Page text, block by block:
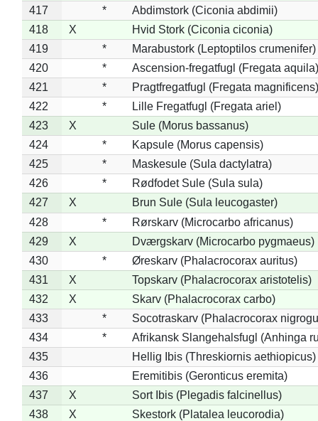
417
*
Abdimstork (Ciconia abdimii)
418
X
Hvid Stork (Ciconia ciconia)
419
*
Marabustork (Leptoptilos crumenifer)
420
*
Ascension-fregatfugl (Fregata aquila)
421
*
Pragtfregatfugl (Fregata magnificens)
422
*
Lille Fregatfugl (Fregata ariel)
423
X
Sule (Morus bassanus)
424
*
Kapsule (Morus capensis)
425
*
Maskesule (Sula dactylatra)
426
*
Rødfodet Sule (Sula sula)
427
X
Brun Sule (Sula leucogaster)
428
*
Rørskarv (Microcarbo africanus)
429
X
Dværgskarv (Microcarbo pygmaeus)
430
*
Øreskarv (Phalacrocorax auritus)
431
X
Topskarv (Phalacrocorax aristotelis)
432
X
Skarv (Phalacrocorax carbo)
433
*
Socotraskarv (Phalacrocorax
434
*
Afrikansk Slangehalsfugl (Anhinga
435
Hellig Ibis (Threskiornis aethiopicus)
436
Eremitibis (Geronticus eremita)
437
X
Sort Ibis (Plegadis falcinellus)
438
X
Skestork (Platalea leucorodia)